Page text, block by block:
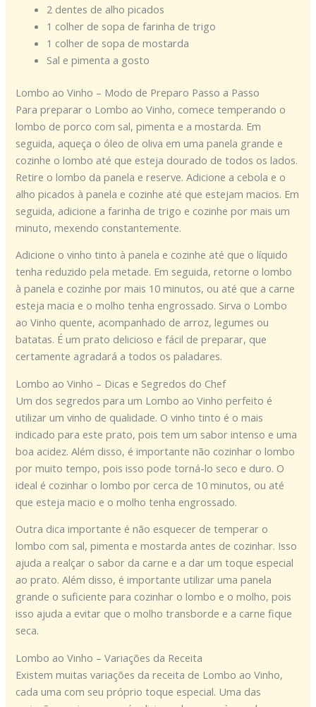
2 dentes de alho picados
1 colher de sopa de farinha de trigo
1 colher de sopa de mostarda
Sal e pimenta a gosto
Lombo ao Vinho – Modo de Preparo Passo a Passo
Para preparar o Lombo ao Vinho, comece temperando o
lombo de porco com sal, pimenta e a mostarda. Em
seguida, aqueça o óleo de oliva em uma panela grande e
cozinhe o lombo até que esteja dourado de todos os lados.
Retire o lombo da panela e reserve. Adicione a cebola e o
alho picados à panela e cozinhe até que estejam macios. Em
seguida, adicione a farinha de trigo e cozinhe por mais um
minuto, mexendo constantemente.
Adicione o vinho tinto à panela e cozinhe até que o líquido
tenha reduzido pela metade. Em seguida, retorne o lombo
à panela e cozinhe por mais 10 minutos, ou até que a carne
esteja macia e o molho tenha engrossado. Sirva o Lombo
ao Vinho quente, acompanhado de arroz, legumes ou
batatas. É um prato delicioso e fácil de preparar, que
certamente agradará a todos os paladares.
Lombo ao Vinho – Dicas e Segredos do Chef
Um dos segredos para um Lombo ao Vinho perfeito é
utilizar um vinho de qualidade. O vinho tinto é o mais
indicado para este prato, pois tem um sabor intenso e uma
boa acidez. Além disso, é importante não cozinhar o lombo
por muito tempo, pois isso pode torná-lo seco e duro. O
ideal é cozinhar o lombo por cerca de 10 minutos, ou até
que esteja macio e o molho tenha engrossado.
Outra dica importante é não esquecer de temperar o
lombo com sal, pimenta e mostarda antes de cozinhar. Isso
ajuda a realçar o sabor da carne e a dar um toque especial
ao prato. Além disso, é importante utilizar uma panela
grande o suficiente para cozinhar o lombo e o molho, pois
isso ajuda a evitar que o molho transborde e a carne fique
seca.
Lombo ao Vinho – Variações da Receita
Existem muitas variações da receita de Lombo ao Vinho,
cada uma com seu próprio toque especial. Uma das